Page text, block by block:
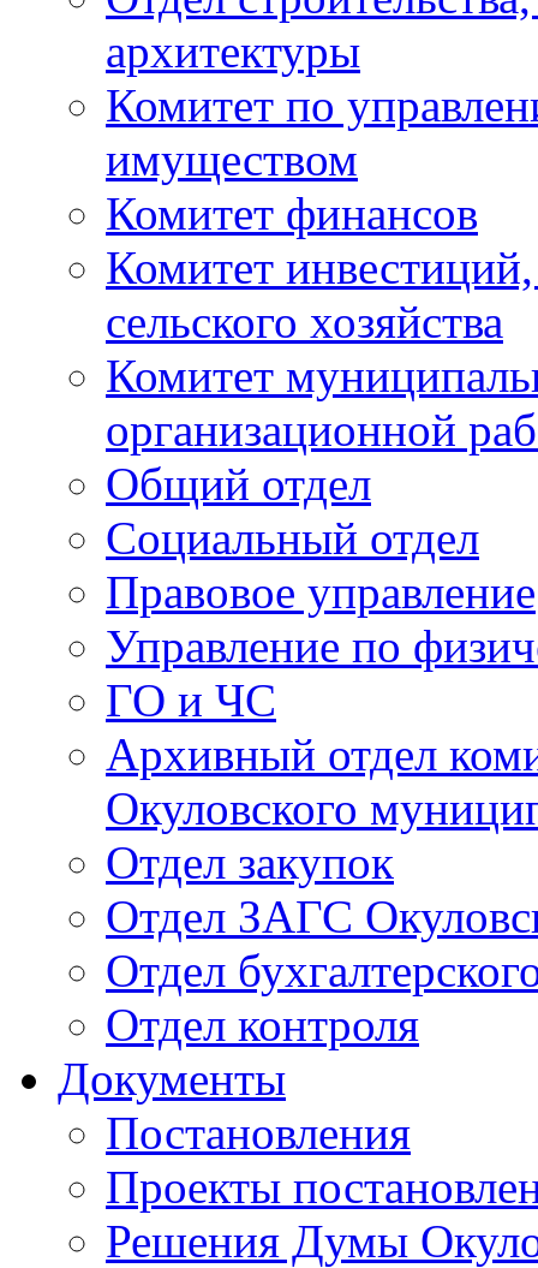
архитектуры
Комитет по
имуществом
Комитет финансов
Комитет
сельского хозяйства
Комитет
организационной
Общий отдел
Социальный отдел
Правовое управление
Управление по
ГО и ЧС
Архивный отдел
Окуловского
Отдел закупок
Отдел ЗАГС
Отдел
Отдел контроля
Документы
Постановления
Проекты
Решения Думы